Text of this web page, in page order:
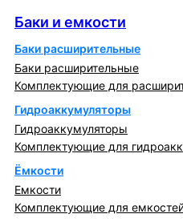
Баки и емкости
Баки расширительные
Баки расширительные
Комплектующие для
Гидроаккумуляторы
Гидроаккумуляторы
Комплектующие для
Ёмкости
Емкости
Комплектующие для